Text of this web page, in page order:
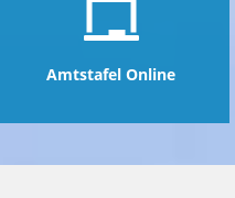
Amtstafel Online